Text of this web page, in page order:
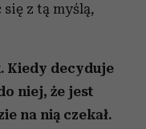
z tą myślą,
Kiedy decyduje
niej, że jest
na nią czekał.